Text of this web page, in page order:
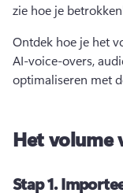
zie hoe je
Ontdek hoe je het
AI-voice-overs,
optimaliseren met
Het volume
Stap 1.